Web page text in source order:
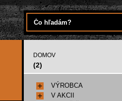
DOMOV
(2)
VÝROBCA
V AKCII